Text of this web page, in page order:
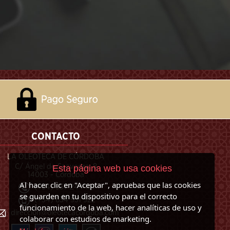
CONTACTO
LA OLEOTECA DE CÓRDOBA
C/ Ángel de Saavedra, 8
14003 - Córdoba
(+34) 957 244 101
(+34) 634 951 922
direccion@oleotecacordoba.com
Esta página web usa cookies
Al hacer clic en "Aceptar", apruebas que las cookies
se guarden en tu dispositivo para el correcto
funcionamiento de la web, hacer analíticas de uso y
colaborar con estudios de marketing.